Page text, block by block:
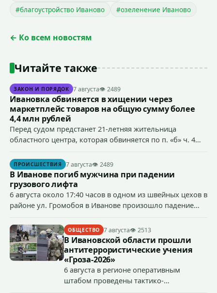
#благоустройство Иваново #озеленение Иваново
← Ко всем новостям
Читайте также
ЗАКОН И ПОРЯДОК 7 августа👁 2489
Ивановка обвиняется в хищении через
маркетплейс товаров на общую сумму более
4,4 млн рублей
Перед судом предстанет 21-летняя жительница
областного центра, которая обвиняется по п. «б» ч. 4
сумму более 4,4 млн рублей через маркетплейс.
ПРОИСШЕСТВИЯ 7 августа👁 2489
В Иванове погиб мужчина при падении
грузового лифта
6 августа около 17:40 часов в одном из швейных цехов в
районе ул. Громобоя в Иванове произошло падение
ОБЩЕСТВО 7 августа👁 2513
В Ивановской области прошли
антитеррористические учения
«Гроза-2026»
6 августа в регионе оперативным
штабом проведены тактико-